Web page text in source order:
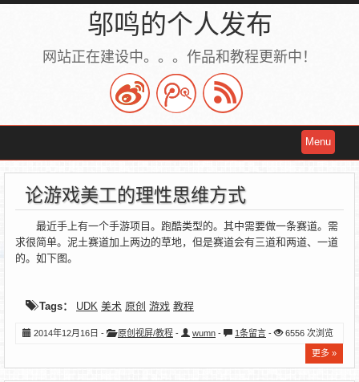
邬鸣的个人发布
网站正在建设中。。。作品和教程更新中！
Menu
论游戏美工的理性思维方式
最近手上有一个手游项目。跑酷类型的。其中需要做一条赛道。需
求很简单。泥土赛道加上两边的草地，但是赛道会有三道和两道、一道
的。如下图。
Tags： UDK 美术 原创 游戏 教程
2014年12月16日 - 原创视屏/教程 - wumn - 1条留言 - 6556 次浏览
更多 »